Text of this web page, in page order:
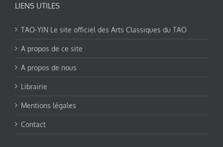
LIENS UTILES
TAO-YIN Le site officiel des Arts Classiques du TAO
A propos de ce site
A propos de nous
Librairie
Mentions légales
Contact